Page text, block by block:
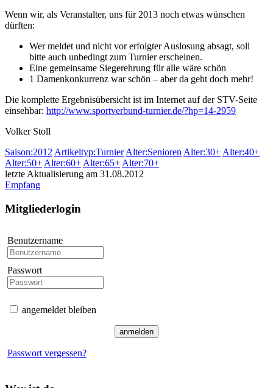
Wenn wir, als Veranstalter, uns für 2013 noch etwas wünschen
dürften:
Wer meldet und nicht vor erfolgter Auslosung absagt, soll
bitte auch unbedingt zum Turnier erscheinen.
Eine gemeinsame Siegerehrung für alle wäre schön
1 Damenkonkurrenz war schön – aber da geht doch mehr!
Die komplette Ergebnisübersicht ist im Internet auf der STV-Seite
einsehbar: http://www.sportverbund-turnier.de/?hp=14-2959
Volker Stoll
Saison:2012 Artikeltyp:Turnier Alter:Senioren Alter:30+ Alter:40+
Alter:50+ Alter:60+ Alter:65+ Alter:70+
letzte Aktualisierung am 31.08.2012
Empfang
Mitgliederlogin
Benutzername
Passwort
angemeldet bleiben
Passwort vergessen?